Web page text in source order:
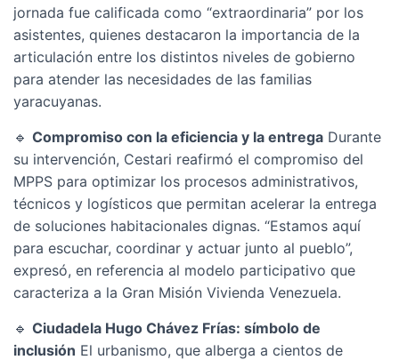
jornada fue calificada como “extraordinaria” por los
asistentes, quienes destacaron la importancia de la
articulación entre los distintos niveles de gobierno
para atender las necesidades de las familias
yaracuyanas.
🔹 Compromiso con la eficiencia y la entrega Durante
su intervención, Cestari reafirmó el compromiso del
MPPS para optimizar los procesos administrativos,
técnicos y logísticos que permitan acelerar la entrega
de soluciones habitacionales dignas. “Estamos aquí
para escuchar, coordinar y actuar junto al pueblo”,
expresó, en referencia al modelo participativo que
caracteriza a la Gran Misión Vivienda Venezuela.
🔹 Ciudadela Hugo Chávez Frías: símbolo de
inclusión El urbanismo, que alberga a cientos de